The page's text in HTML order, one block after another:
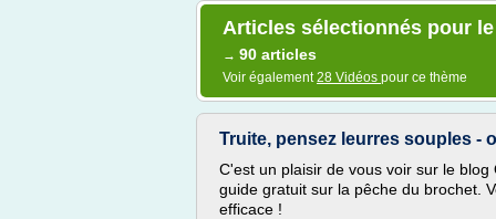
Articles sélectionnés pour
→ 90 articles
Voir également28 Vidéos pour ce thème
Truite, pensez leurres souples -
C'est un plaisir de vous voir sur le
guide gratuit sur la pêche du brochet.
efficace !